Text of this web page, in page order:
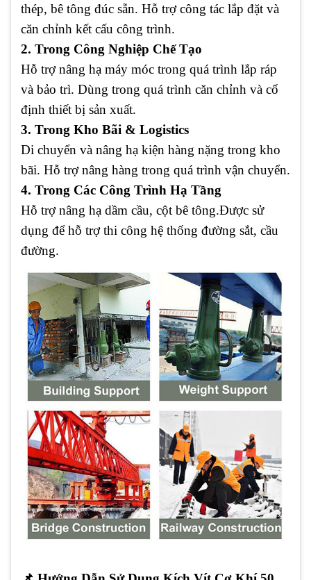
thép, bê tông đúc sẵn. Hỗ trợ công tác lắp đặt và
căn chỉnh kết cấu công trình.
2. Trong Công Nghiệp Chế Tạo
Hỗ trợ nâng hạ máy móc trong quá trình lắp ráp
và bảo trì. Dùng trong quá trình căn chỉnh và cố
định thiết bị sản xuất.
3. Trong Kho Bãi & Logistics
Di chuyển và nâng hạ kiện hàng nặng trong kho
bãi. Hỗ trợ nâng hàng trong quá trình vận chuyển.
4. Trong Các Công Trình Hạ Tầng
Hỗ trợ nâng hạ dầm cầu, cột bê tông.Được sử
dụng để hỗ trợ thi công hệ thống đường sắt, cầu
đường.